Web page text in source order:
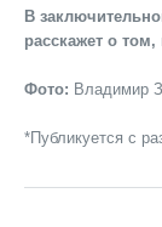
В
расскажет о том,
Фото: Владимир
*Публикуется с